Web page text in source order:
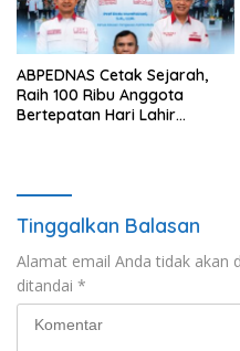
ABPEDNAS Cetak Sejarah,
Raih 100 Ribu Anggota
Bertepatan Hari Lahir
Tinggalkan Balasan
Alamat email Anda tidak akan
ditandai *